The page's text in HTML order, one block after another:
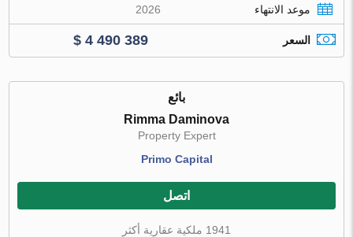
موعد الانتهاء 2026
السعر $ 4 490 389
بائع
Rimma Daminova
Property Expert
Primo Capital
اتصل
1941 ملكية عقارية أكثر